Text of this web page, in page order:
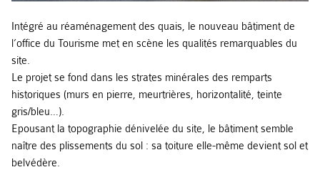
Intégré au réaménagement des quais, le nouveau bâtiment de
l’office du Tourisme met en scène les qualités remarquables du
site.
Le projet se fond dans les strates minérales des remparts
historiques (murs en pierre, meurtrières, horizontalité, teinte
gris/bleu…).
Epousant la topographie dénivelée du site, le bâtiment semble
naître des plissements du sol : sa toiture elle-même devient sol et
belvédère.